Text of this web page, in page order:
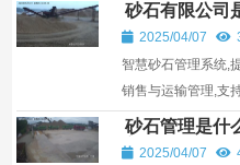
砂石有限公司
企吗2025/04/07
智慧砂石管理系统,
销售与运输管理,支
业发展。
砂石管理是什
室做什么的
2025/04/07